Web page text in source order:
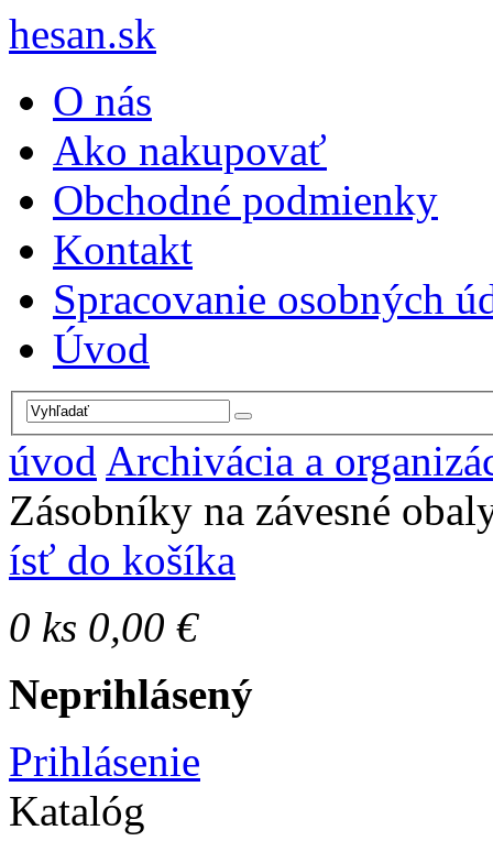
hesan.sk
O nás
Ako nakupovať
Obchodné podmienky
Kontakt
Spracovanie osobných
Úvod
úvod Archivácia a
Zásobníky na závesné
ísť do košíka
0 ks 0,00 €
Neprihlásený
Prihlásenie
Katalóg